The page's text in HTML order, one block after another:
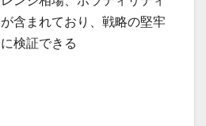
含まれており、戦略の堅牢
検証できる